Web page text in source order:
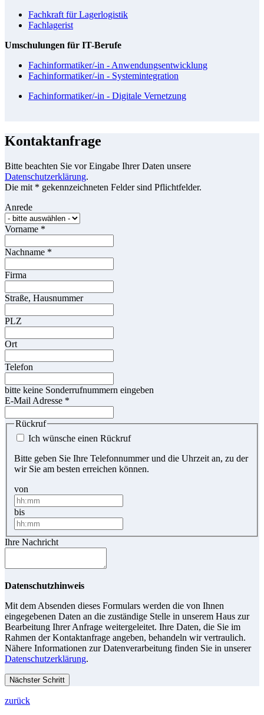
Fachkraft für Lagerlogistik
Fachlagerist
Umschulungen für IT-Berufe
Fachinformatiker/-in - Anwendungsentwicklung
Fachinformatiker/-in - Systemintegration
Fachinformatiker/-in - Digitale Vernetzung
Kontaktanfrage
Bitte beachten Sie vor Eingabe Ihrer Daten unsere
Datenschutzerklärung.
Die mit * gekennzeichneten Felder sind Pflichtfelder.
Anrede
Vorname *
Nachname *
Firma
Straße, Hausnummer
PLZ
Ort
Telefon
bitte keine Sonderrufnummern eingeben
E-Mail Adresse *
Rückruf
Ich wünsche einen Rückruf
Bitte geben Sie Ihre Telefonnummer und die Uhrzeit an, zu der
wir Sie am besten erreichen können.
von
bis
Ihre Nachricht
Datenschutzhinweis
Mit dem Absenden dieses Formulars werden die von Ihnen
eingegebenen Daten an die zuständige Stelle in unserem Haus zur
Bearbeitung Ihrer Anfrage weitergeleitet. Ihre Daten, die Sie im
Rahmen der Kontaktanfrage angeben, behandeln wir vertraulich.
Nähere Informationen zur Datenverarbeitung finden Sie in unserer
Datenschutzerklärung.
Nächster Schritt
zurück